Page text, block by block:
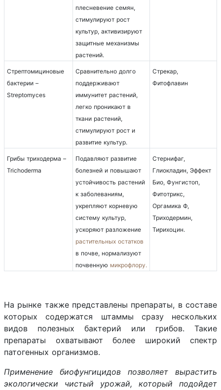
плесневение семян,
стимулируют рост
культур, активизируют
защитные механизмы
растений.
Стрептомициновые
бактерии –
Streptomyces
Сравнительно долго
поддерживают
иммунитет растений,
легко проникают в
ткани растений,
стимулируют рост и
развитие культур.
Стрекар,
Фитофлавин
Грибы триходерма –
Trichoderma
Подавляют развитие
болезней и повышают
устойчивость растений
к заболеваниям,
укрепляют корневую
систему культур,
ускоряют разложение
растительных остатков
в почве, нормализуют
почвенную микрофлору.
Стернифаг,
Глиокладин, Эффект
Био, Фунгистоп,
Фитотрикс,
Оргамика Ф,
Триходермин,
Тирихоцин.
На рынке также представлены препараты, в составе
которых содержатся штаммы сразу нескольких
видов полезных бактерий или грибов. Такие
препараты охватывают более широкий спектр
патогенных организмов.
Применение биофунгицидов позволяет вырастить
экологически чистый урожай, который подойдет